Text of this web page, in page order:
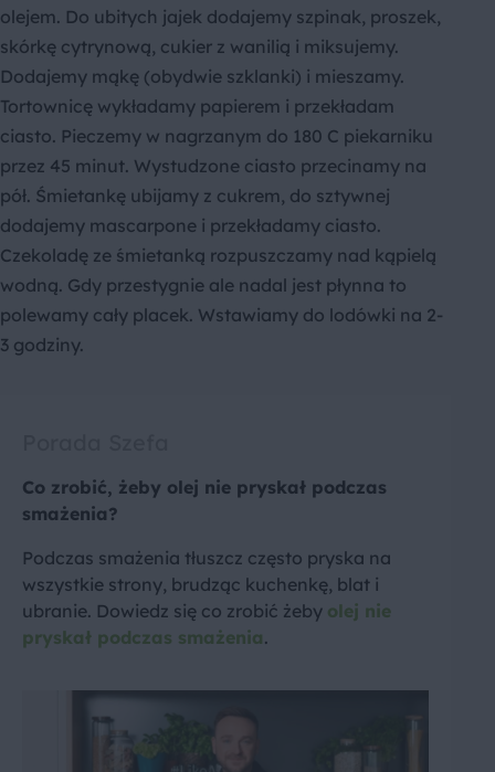
olejem. Do ubitych jajek dodajemy szpinak, proszek,
skórkę cytrynową, cukier z wanilią i miksujemy.
Dodajemy mąkę (obydwie szklanki) i mieszamy.
Tortownicę wykładamy papierem i przekładam
ciasto. Pieczemy w nagrzanym do 180 C piekarniku
przez 45 minut. Wystudzone ciasto przecinamy na
pół. Śmietankę ubijamy z cukrem, do sztywnej
dodajemy mascarpone i przekładamy ciasto.
Czekoladę ze śmietanką rozpuszczamy nad kąpielą
wodną. Gdy przestygnie ale nadal jest płynna to
polewamy cały placek. Wstawiamy do lodówki na 2-
3 godziny.
Co zrobić, żeby olej nie pryskał podczas
smażenia?
Podczas smażenia tłuszcz często pryska na
wszystkie strony, brudząc kuchenkę, blat i
ubranie. Dowiedz się co zrobić żeby olej nie
pryskał podczas smażenia.